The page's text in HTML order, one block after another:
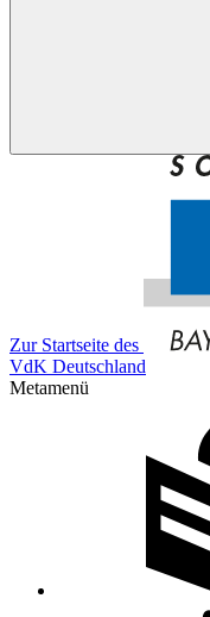
Zur Startseite des
VdK Deutschland
Metamenü